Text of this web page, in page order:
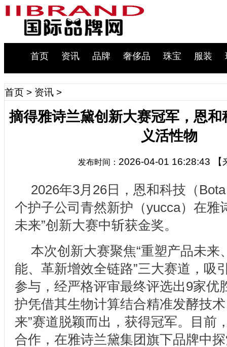
首页 资讯 品牌 奢侈品 珠宝 服装
首页 > 资讯 >
摘得雅诗兰黛创新大赛冠军，恩
义活性物
发布时间： 2026-04-01 16:28:43
2026年3月26日，恩和科技（
个护子公司青然新护（yucca）在雅
未来”创新大赛中斩获金奖。
本次创新大赛聚焦“重塑产品未来
能、革新增效全链路”三大赛道，吸
参与，经严格评审最终评选出9家优
护凭借其生物计算结合精准发酵技
来”赛道脱颖而出，获得冠军。目前
合作，在雅诗兰黛集团旗下品牌中